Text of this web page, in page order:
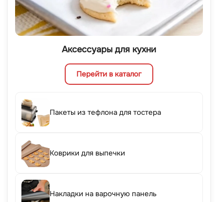
Аксессуары для кухни
Перейти в каталог
Пакеты из тефлона для тостера
Коврики для выпечки
Накладки на варочную панель